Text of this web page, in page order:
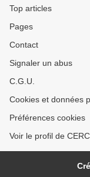
Top articles
Pages
Contact
Signaler un abus
C.G.U.
Cookies et données
Préférences cookies
Voir le profil de